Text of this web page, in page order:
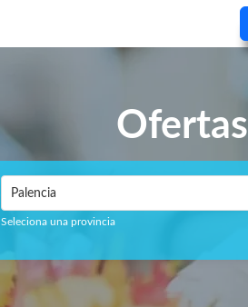
Ofertas
Palencia
Seleciona una provincia